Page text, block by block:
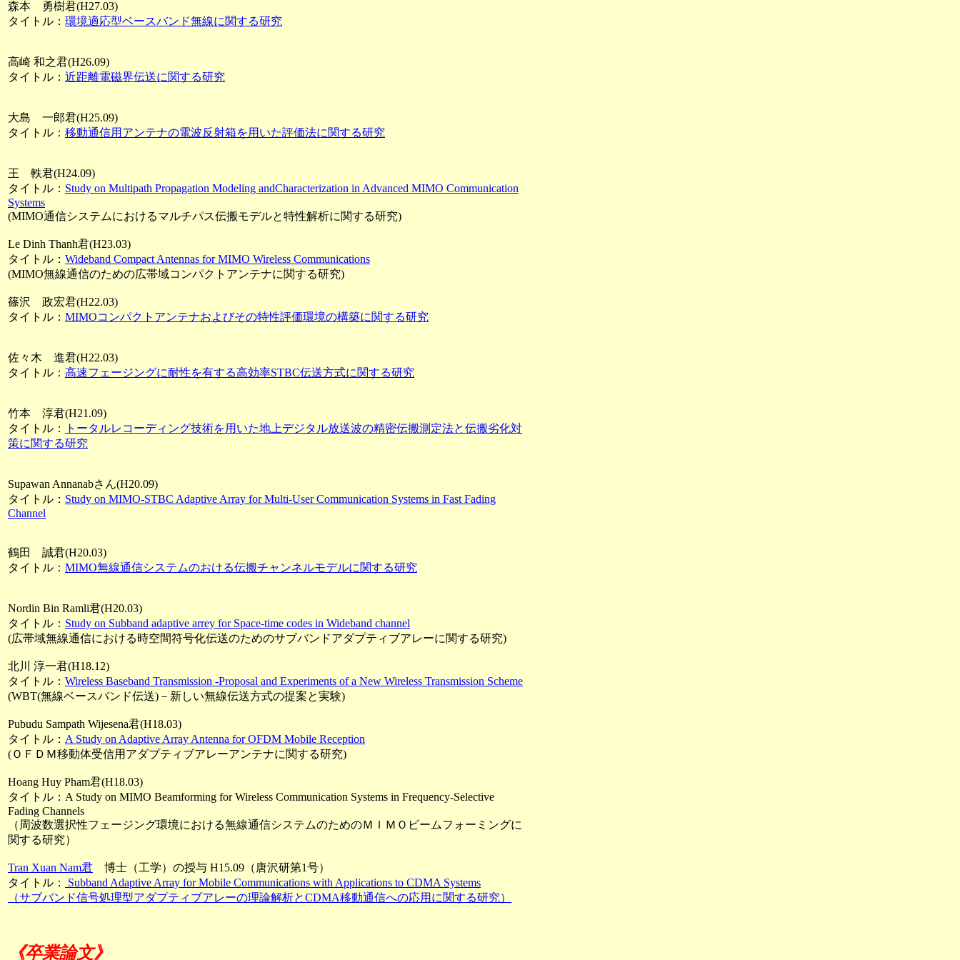
森本 勇樹君(H27.03)
タイトル： 環境適応型ベースバンド無線に関する研究
高崎 和之君(H26.09)
タイトル： 近距離電磁界伝送に関する研究
大島 一郎君(H25.09)
タイトル： 移動通信用アンテナの電波反射箱を用いた評価法に関する研究
王 軼君(H24.09)
タイトル： Study on Multipath Propagation Modeling andCharacterization in Advanced MIMO Communication
Systems
(MIMO通信システムにおけるマルチパス伝搬モデルと特性解析に関する研究)
Le Dinh Thanh君(H23.03)
タイトル： Wideband Compact Antennas for MIMO Wireless Communications
(MIMO無線通信のための広帯域コンパクトアンテナに関する研究)
篠沢 政宏君(H22.03)
タイトル： MIMOコンパクトアンテナおよびその特性評価環境の構築に関する研究
佐々木 進君(H22.03)
タイトル： 高速フェージングに耐性を有する高効率STBC伝送方式に関する研究
竹本 淳君(H21.09)
タイトル：
トータルレコーディング技術を用いた地上デジタル放送波の精密伝搬測定法と伝搬劣化対
策に関する研究
Supawan Annanabさん(H20.09)
タイトル： Study on MIMO-STBC Adaptive Array for Multi-User Communication Systems in Fast Fading
Channel
鶴田 誠君(H20.03)
タイトル： MIMO無線通信システムのおける伝搬チャンネルモデルに関する研究
Nordin Bin Ramli君(H20.03)
タイトル： Study on Subband adaptive arrey for Space-time codes in Wideband channel
(広帯域無線通信における時空間符号化伝送のためのサブバンドアダプティブアレーに関する研究)
北川 淳一君(H18.12)
タイトル： Wireless Baseband Transmission -Proposal and Experiments of a New Wireless Transmission Scheme
(WBT(無線ベースバンド伝送)－新しい無線伝送方式の提案と実験)
Pubudu Sampath Wijesena君(H18.03)
タイトル： A Study on Adaptive Array Antenna for OFDM Mobile Reception
(ＯＦＤＭ移動体受信用アダプティブアレーアンテナに関する研究)
Hoang Huy Pham君(H18.03)
タイトル：A Study on MIMO Beamforming for Wireless Communication Systems in Frequency-Selective
Fading Channels
（周波数選択性フェージング環境における無線通信システムのためのＭＩＭＯビームフォーミングに
関する研究）
Tran Xuan Nam君 博士（工学）の授与 H15.09（唐沢研第1号）
タイトル：
Subband Adaptive Array for Mobile Communications with Applications to CDMA Systems
（サブバンド信号処理型アダプティブアレーの理論解析とCDMA移動通信への応用に関する研究）
《卒業論文》